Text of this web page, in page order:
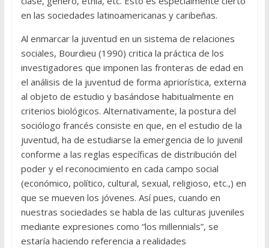
en las sociedades latinoamericanas y caribeñas.
Al enmarcar la juventud en un sistema de relaciones
sociales, Bourdieu (1990) critica la práctica de los
investigadores que imponen las fronteras de edad en
el análisis de la juventud de forma apriorística, externa
al objeto de estudio y basándose habitualmente en
criterios biológicos. Alternativamente, la postura del
sociólogo francés consiste en que, en el estudio de la
juventud, ha de estudiarse la emergencia de lo juvenil
conforme a las reglas específicas de distribución del
poder y el reconocimiento en cada campo social
(económico, político, cultural, sexual, religioso, etc.,) en
que se mueven los jóvenes. Así pues, cuando en
nuestras sociedades se habla de las culturas juveniles
mediante expresiones como “los millennials”, se
estaría haciendo referencia a realidades